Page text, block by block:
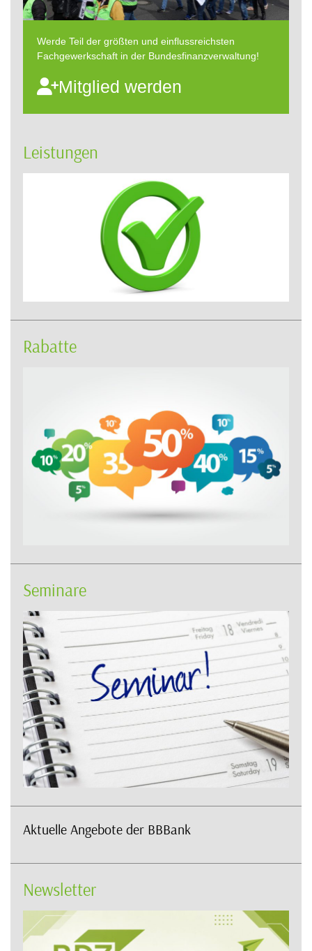
Werde Teil der größten und einflussreichsten
Fachgewerkschaft in der Bundesfinanzverwaltung!
Mitglied werden
Leistungen
Rabatte
Seminare
Aktuelle Angebote der BBBank
Newsletter